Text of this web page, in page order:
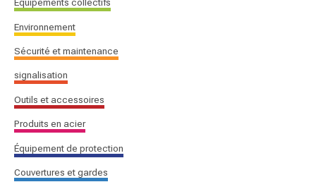
Équipements collectifs
Environnement
Sécurité et maintenance
signalisation
Outils et accessoires
Produits en acier
Équipement de protection
Couvertures et gardes